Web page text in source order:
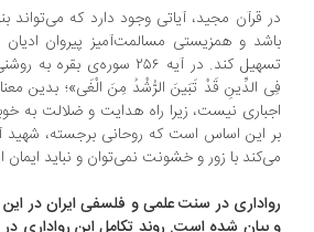
قرآن مجید، آیاتی وجود دارد كه می‌تواند بنیان
و همزیستی مسالمت‌آمیز پیروان ادیان و
تسهیل كند. در آیه‌ ۲۵۶ سوره‌ی بقره به
الدِّینِ قَدْ تَبَینَ الرُّشْدُ مِنَ الْغَی»؛ بدین معنا كه
نیست، زیرا راه هدایت و ضلالت به خوبی
این اساس است كه روحانی برجسته، شهید
با زور و خشونت نمی‌توان و نباید ایمان ایجاد
در سنت علمی و فلسفی ایران در این